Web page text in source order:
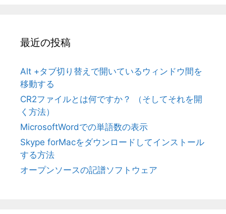
最近の投稿
Alt +タブ切り替えで開いているウィンドウ間を
移動する
CR2ファイルとは何ですか？ （そしてそれを開
く方法）
MicrosoftWordでの単語数の表示
Skype forMacをダウンロードしてインストール
する方法
オープンソースの記譜ソフトウェア